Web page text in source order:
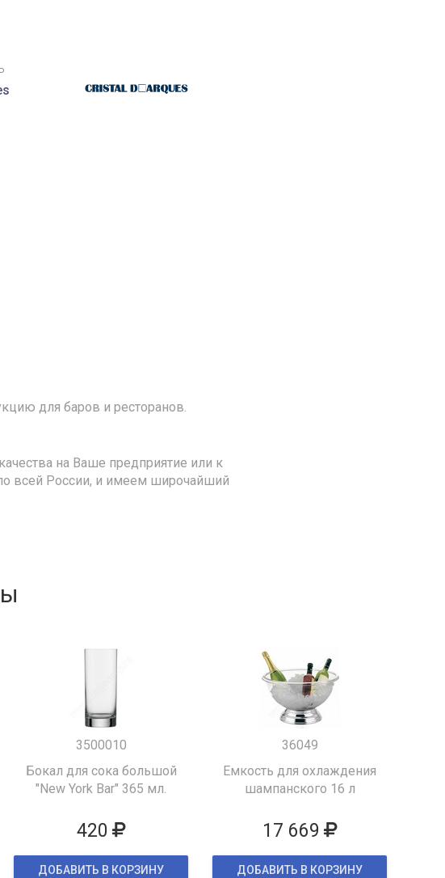
для баров и ресторанов.
на Ваше предприятие или к
всей России, и имеем широчайший
3500010
Бокал для сока большой
"New York Bar" 365 мл.
420
ДОБАВИТЬ В КОРЗИНУ
36049
Емкость для охлаждения
шампанского 16 л
17 669
ДОБАВИТЬ В КОРЗИНУ